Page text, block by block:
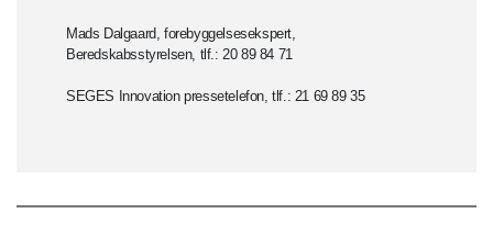
Mads Dalgaard, forebyggelsesekspert,
Beredskabsstyrelsen, tlf.: 20 89 84 71
SEGES Innovation pressetelefon, tlf.: 21 69 89 35